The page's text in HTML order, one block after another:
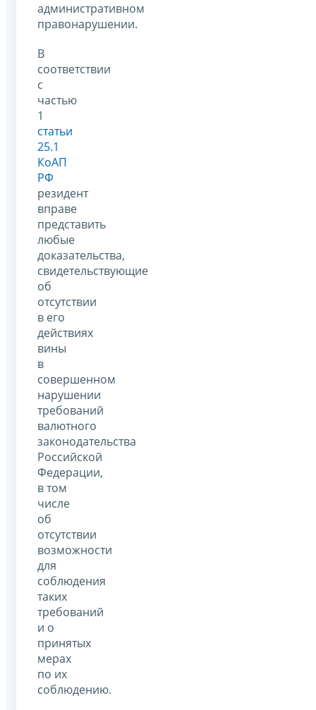
административном
правонарушении.
В
соответствии
с
частью
1
статьи
25.1
КоАП
РФ
резидент
вправе
представить
любые
доказательства,
свидетельствующие
об
отсутствии
в его
действиях
вины
в
совершенном
нарушении
требований
валютного
законодательства
Российской
Федерации,
в том
числе
об
отсутствии
возможности
для
соблюдения
таких
требований
и о
принятых
мерах
по их
соблюдению.